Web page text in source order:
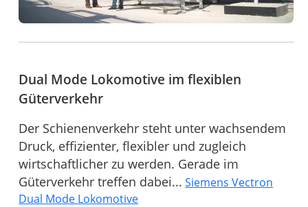
Dual Mode Lokomotive im flexiblen
Güterverkehr
Der Schienenverkehr steht unter wachsendem
Druck, effizienter, flexibler und zugleich
wirtschaftlicher zu werden. Gerade im
Güterverkehr treffen dabei... Siemens Vectron
Dual Mode Lokomotive